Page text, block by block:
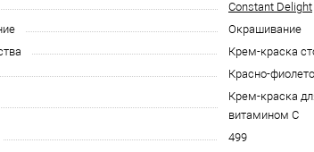
Constant Delight
Окрашивание
Крем-краска
Красно-
Крем-краска
витамином С
499